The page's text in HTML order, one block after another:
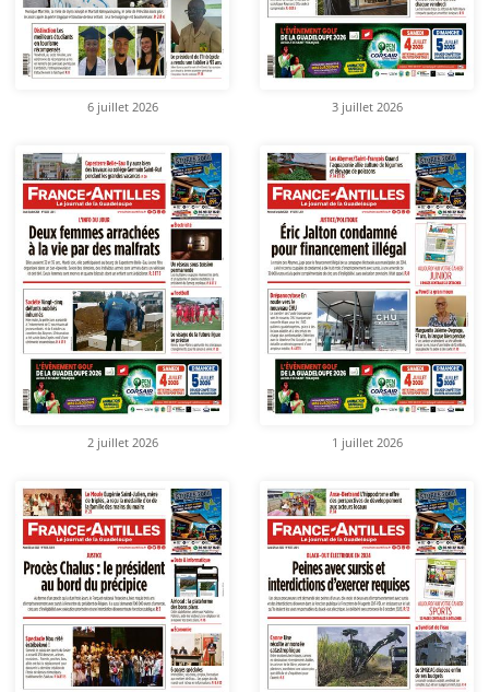
6 juillet 2026 3 juillet 2026
2 juillet 2026 1 juillet 2026